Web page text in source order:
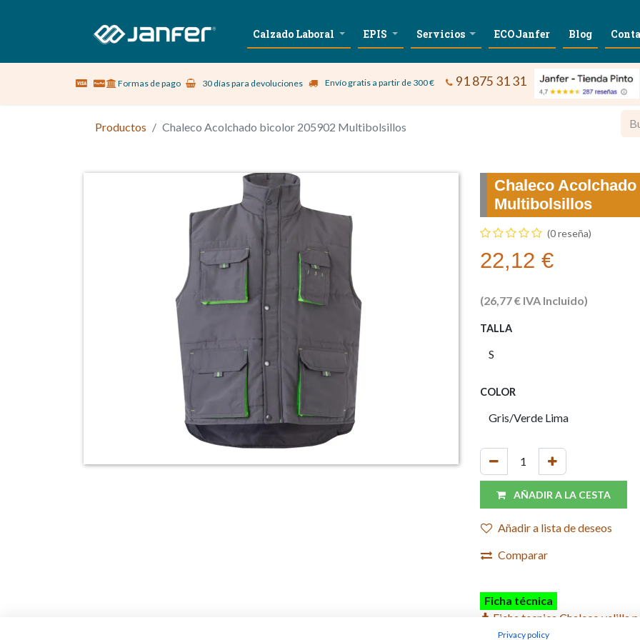
Sobre nosotros Vestuario Laboral Calzado Laboral EPIS Servicios ECOJanfer Blog
Formas de pago 30 días para devoluciones Envío gratis a partir de 300 € 91 875 31 31
Productos Chaleco Acolchado bicolor 205902 Multibolsillos
Chaleco
Multibolsillos
(0 reseña)
22,12 €
(26,77€ IVA Incluido)
TALLA
COLOR
AÑADIR A LA CESTA
Añadir a lista de deseos
Comparar
Ficha técnica
Ficha tecnica Chaleco
Privacy policy